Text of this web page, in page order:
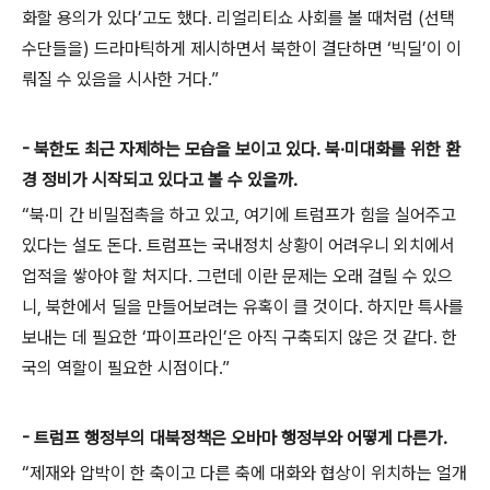
화할 용의가 있다’고도 했다. 리얼리티쇼 사회를 볼 때처럼 (선택
수단들을) 드라마틱하게 제시하면서 북한이 결단하면 ‘빅딜’이 이
뤄질 수 있음을 시사한 거다.”
- 북한도 최근 자제하는 모습을 보이고 있다. 북·미대화를 위한 환
경 정비가 시작되고 있다고 볼 수 있을까.
“북·미 간 비밀접촉을 하고 있고, 여기에 트럼프가 힘을 실어주고
있다는 설도 돈다. 트럼프는 국내정치 상황이 어려우니 외치에서
업적을 쌓아야 할 처지다. 그런데 이란 문제는 오래 걸릴 수 있으
니, 북한에서 딜을 만들어보려는 유혹이 클 것이다. 하지만 특사를
보내는 데 필요한 ‘파이프라인’은 아직 구축되지 않은 것 같다. 한
국의 역할이 필요한 시점이다.”
- 트럼프 행정부의 대북정책은 오바마 행정부와 어떻게 다른가.
“제재와 압박이 한 축이고 다른 축에 대화와 협상이 위치하는 얼개